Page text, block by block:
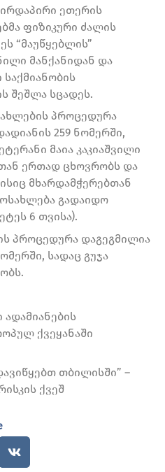
ეთერის
ფიზიკური ძალის
“მაუწყებლის”
მანქანიდან და
შეშლა სცადეს.
პროცედურა
259 ნომერში,
მაია კაკიაშვილი
ერთად ცხოვრობს და
მხარდამჭერებთან
გადაიდო
6 თვისა).
პროცედურა დაგეგმილია
სადაც გუჯა
ადამიანების
ქვეყანაში
თბილისში” –
ქვეშ